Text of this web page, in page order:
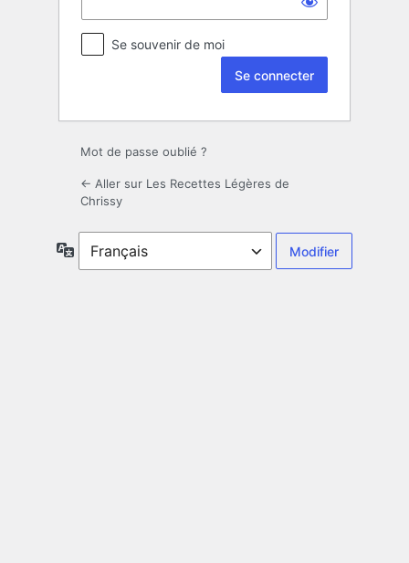
Se souvenir de moi
Mot de passe oublié ?
← Aller sur Les Recettes Légères de
Chrissy
Langue